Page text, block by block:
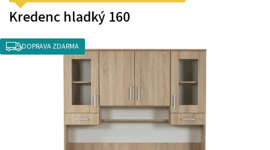
Kredenc hladký 160
DOPRAVA ZDARMA